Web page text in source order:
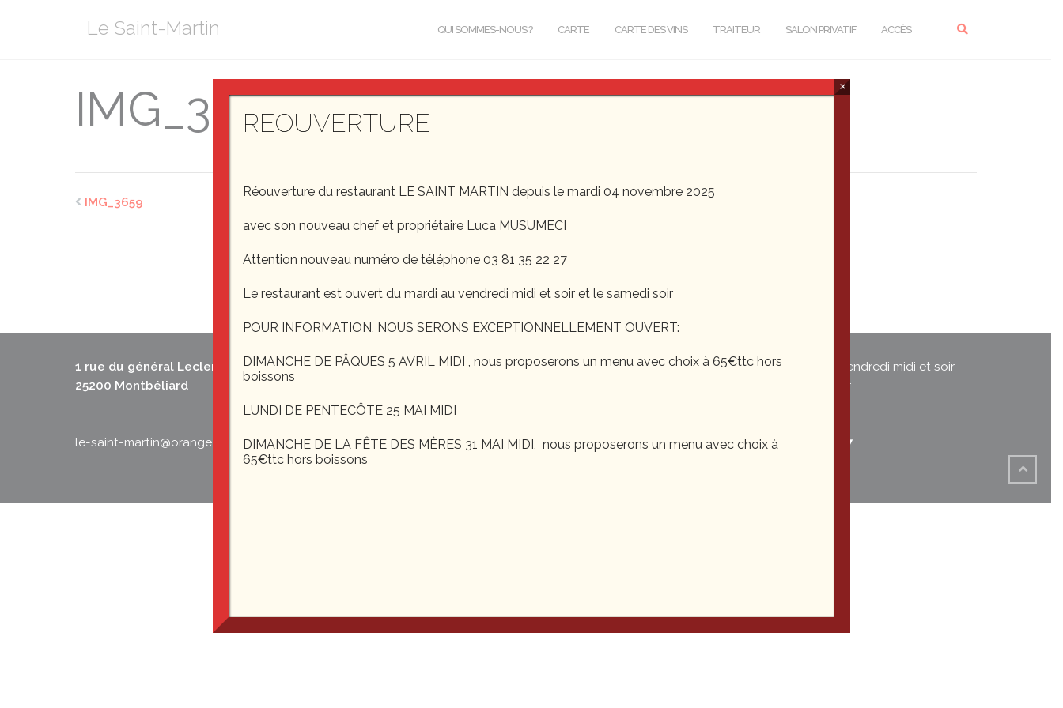
Le Saint-Martin QUI SOMMES-NOUS ? CARTE CARTE DES VINS TRAITEUR SALON PRIVATIF ACCÈS
IMG_3659
IMG_3659
1 rue du général Leclerc
25200 Montbéliard
le-saint-martin@orange.fr
Du mardi au vendredi midi et soir
Le samedi soir
03 81 35 22 27
REOUVERTURE
Réouverture du restaurant LE SAINT MARTIN depuis le mardi 04 novembre 2025
avec son nouveau chef et propriétaire Luca MUSUMECI
Attention nouveau numéro de téléphone 03 81 35 22 27
Le restaurant est ouvert du mardi au vendredi midi et soir et le samedi soir
POUR INFORMATION, NOUS SERONS EXCEPTIONNELLEMENT OUVERT:
DIMANCHE DE PÂQUES 5 AVRIL MIDI , nous proposerons un menu avec choix à 65€ttc hors
boissons
LUNDI DE PENTECÔTE 25 MAI MIDI
DIMANCHE DE LA FÊTE DES MÈRES 31 MAI MIDI, nous proposerons un menu avec choix à
65€ttc hors boissons
×